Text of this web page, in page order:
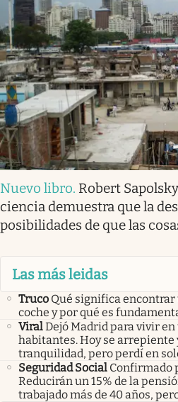
Nuevo libro. Robert
ciencia demuestra que la
posibilidades de que las
Las más leidas
Truco Qué significa
coche y por qué es
ViralDejó Madrid para vivir
habitantes. Hoy se arrepiente
tranquilidad, pero perdí en
Seguridad Social Confirmado
Reducirán un 15% de la
trabajado más de 40 años,